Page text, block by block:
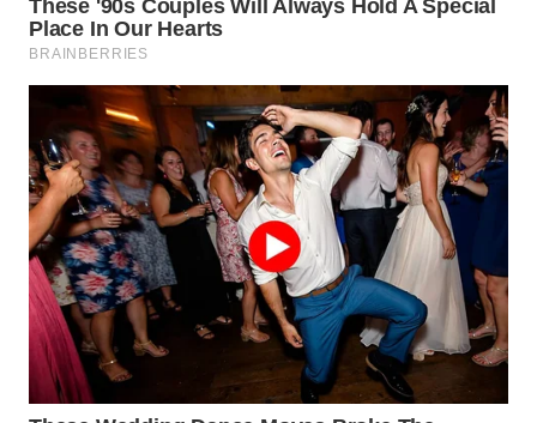
WN
TAPANULI
SELATAN
WN
TANJUNG
LESUNG
WN
KARO
WN
SIMALUNGUN